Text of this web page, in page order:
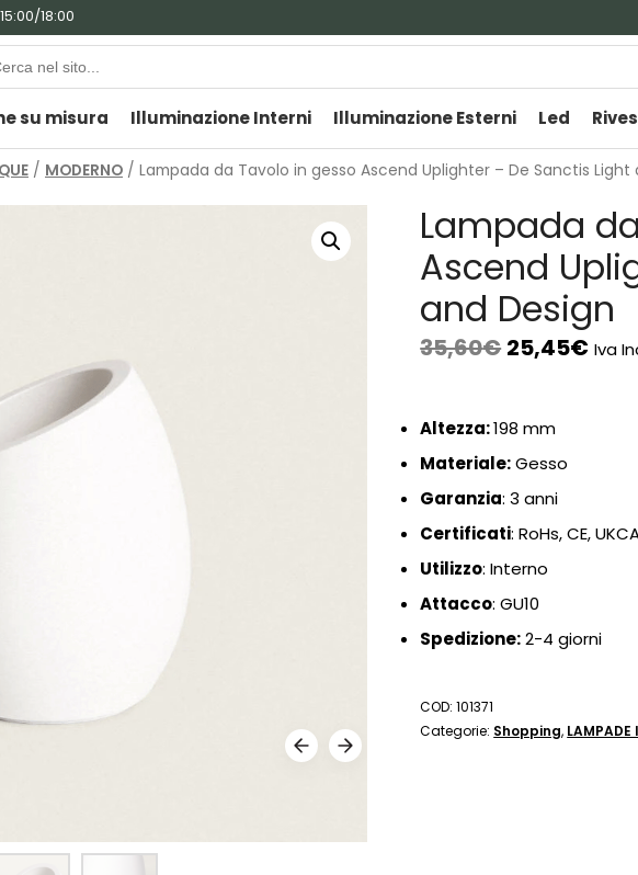
18:00
su misura Illuminazione Interni Illuminazione Esterni Led
/ MODERNO / Lampada da Tavolo in gesso Ascend Uplighter – De Sanctis Light
Lampada
Ascend
and Design
35,60€ 25,45€ Iva
Altezza:198 mm
Materiale:Gesso
Garanzia: 3 anni
Certificati: RoHs, CE,
Utilizzo: Interno
Attacco: GU10
Spedizione:2-4 giorni
COD:101371
Categorie: Shopping, LAMPADE